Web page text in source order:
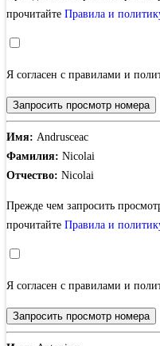
прочитайте Правила и
Я согласен с правилами и
Запросить просмотр номера
Имя: Andrusceac
Фамилия: Nicolai
Отчество: Nicolai
Прежде чем запросить
прочитайте Правила и
Я согласен с правилами и
Запросить просмотр номера